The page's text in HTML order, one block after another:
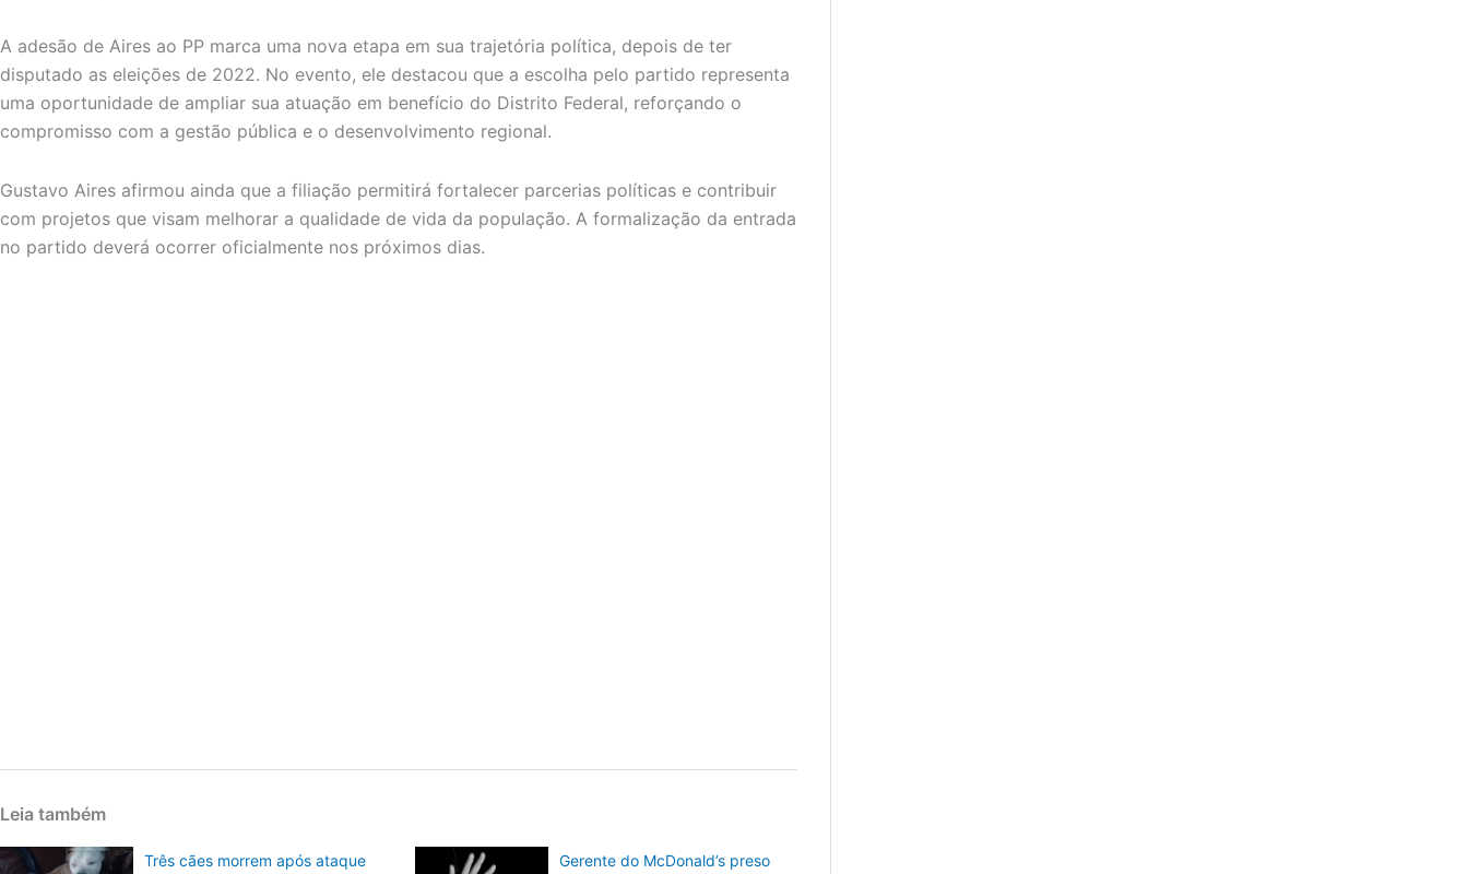
A adesão de Aires ao PP marca uma nova etapa em sua trajetória política, depois de ter
disputado as eleições de 2022. No evento, ele destacou que a escolha pelo partido representa
uma oportunidade de ampliar sua atuação em benefício do Distrito Federal, reforçando o
compromisso com a gestão pública e o desenvolvimento regional.
Gustavo Aires afirmou ainda que a filiação permitirá fortalecer parcerias políticas e contribuir
com projetos que visam melhorar a qualidade de vida da população. A formalização da entrada
no partido deverá ocorrer oficialmente nos próximos dias.
Leia também
Três cães morrem após ataque
Gerente do McDonald’s preso